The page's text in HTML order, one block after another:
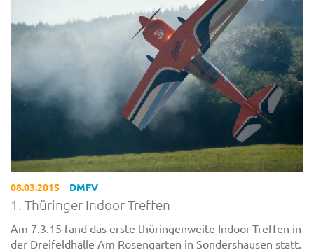
08.03.2015 DMFV
1. Thüringer Indoor Treffen
Am 7.3.15 fand das erste thüringenweite Indoor-Treffen in
der Dreifeldhalle Am Rosengarten in Sondershausen statt.